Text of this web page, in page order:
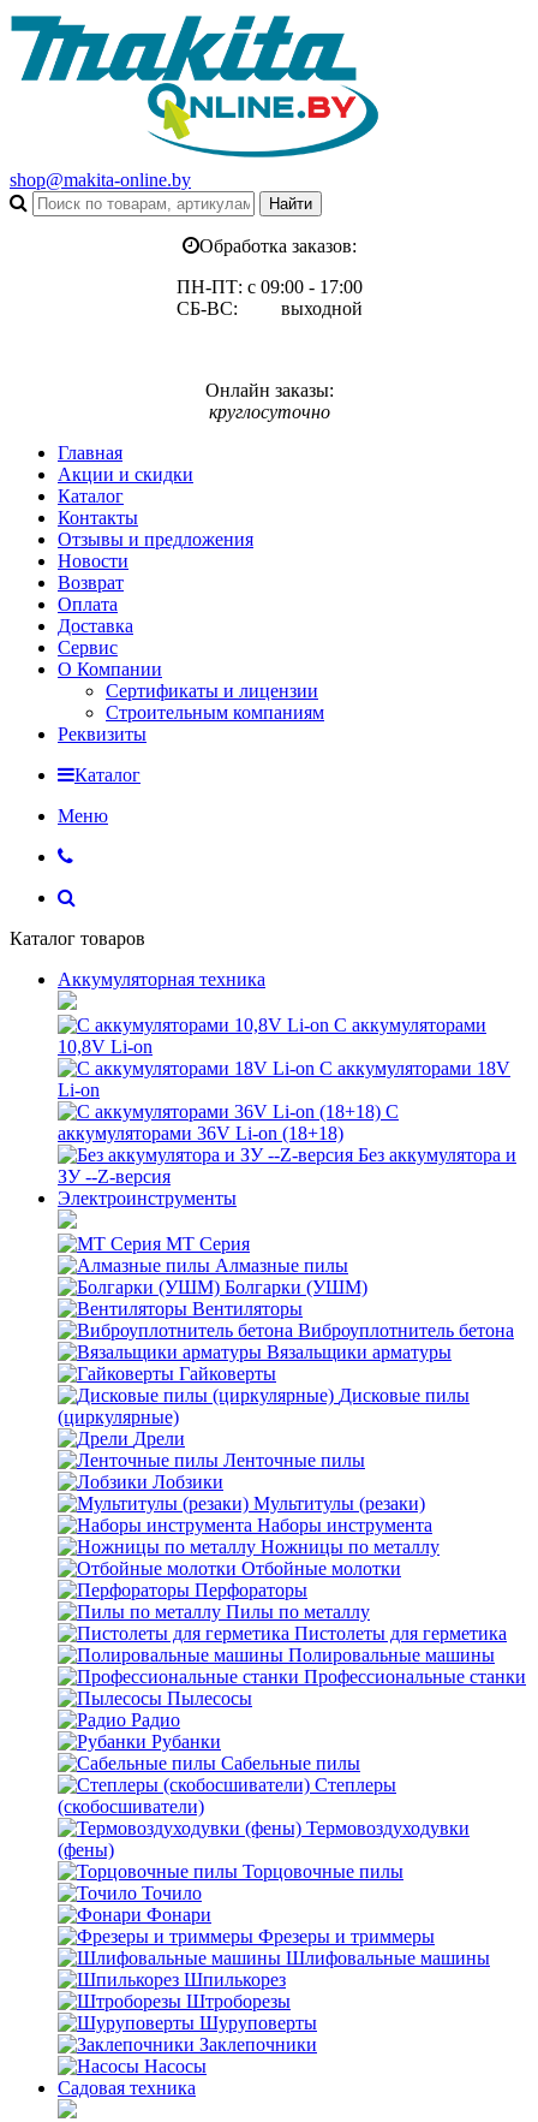
shop@makita-online.by
Обработка заказов:
ПН-ПТ: с 09:00 - 17:00
СБ-ВС: выходной
Онлайн заказы:
круглосуточно
Главная
Акции и скидки
Каталог
Контакты
Отзывы и предложения
Новости
Возврат
Оплата
Доставка
Сервис
О Компании
Сертификаты и лицензии
Строительным компаниям
Реквизиты
Каталог
Меню
Каталог товаров
Аккумуляторная техника
С аккумуляторами
10,8V Li-on
С аккумуляторами 18V
Li-on
С
аккумуляторами 36V Li-on (18+18)
Без аккумулятора и
ЗУ --Z-версия
Электроинструменты
MT Серия
Алмазные пилы
Болгарки (УШМ)
Вентиляторы
Виброуплотнитель бетона
Вязальщики арматуры
Гайковерты
Дисковые пилы
(циркулярные)
Дрели
Ленточные пилы
Лобзики
Мультитулы (резаки)
Наборы инструмента
Ножницы по металлу
Отбойные молотки
Перфораторы
Пилы по металлу
Пистолеты для герметика
Полировальные машины
Профессиональные станки
Пылесосы
Радио
Рубанки
Сабельные пилы
Степлеры
(скобосшиватели)
Термовоздуходувки
(фены)
Торцовочные пилы
Точило
Фонари
Фрезеры и триммеры
Шлифовальные машины
Шпилькорез
Штроборезы
Шуруповерты
Заклепочники
Насосы
Садовая техника